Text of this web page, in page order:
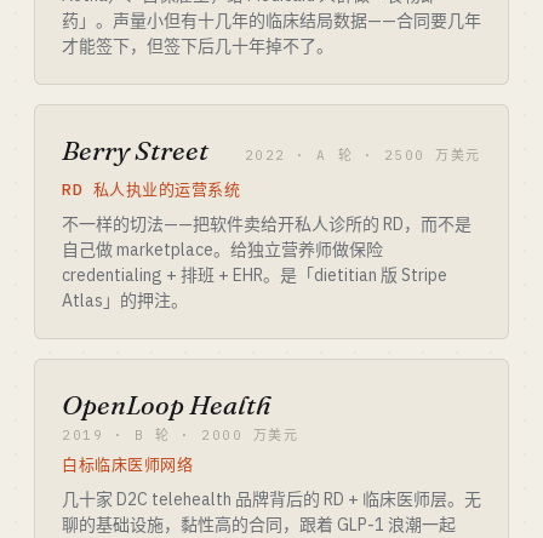
药」。声量小但有十几年的临床结局数据——合同要几年
才能签下，但签下后几十年掉不了。
Berry Street 2022 · A 轮 · 2500 万美元
RD 私人执业的运营系统
不一样的切法——把软件卖给开私人诊所的 RD，而不是
自己做 marketplace。给独立营养师做保险
credentialing + 排班 + EHR。是「dietitian 版 Stripe
Atlas」的押注。
OpenLoop Health
2019 · B 轮 · 2000 万美元
白标临床医师网络
几十家 D2C telehealth 品牌背后的 RD + 临床医师层。无
聊的基础设施，黏性高的合同，跟着 GLP-1 浪潮一起